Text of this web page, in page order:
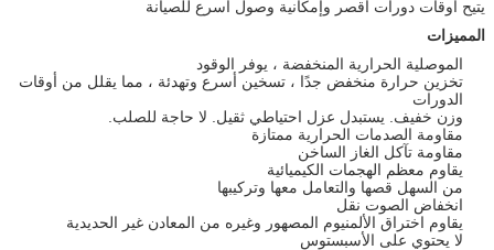
يتيح أوقات دورات أقصر وإمكانية وصول أسرع للصيانة
المميزات
الموصلية الحرارية المنخفضة ، يوفر الوقود
تخزين حرارة منخفض جدًا ، تسخين أسرع وتهدئة ، مما يقلل من أوقات
الدورات
وزن خفيف. يستبدل عزل احتياطي ثقيل. لا حاجة للصلب.
مقاومة الصدمات الحرارية ممتازة
مقاومة تآكل الغاز الساخن
يقاوم معظم الهجمات الكيميائية
من السهل قصها والتعامل معها وتركيبها
انخفاض الصوت نقل
يقاوم اختراق الألمنيوم المصهور وغيره من المعادن غير الحديدية
لا يحتوي على الأسبستوس